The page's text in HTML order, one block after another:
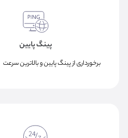
پینگ پایین
برخورداری از پینگ پایین و بالاترین سرعت